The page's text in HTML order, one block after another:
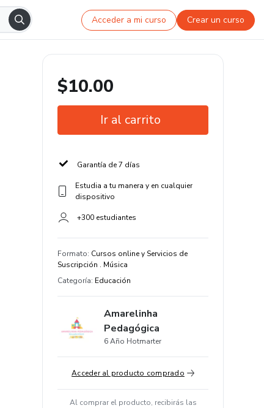
Acceder a mi curso Crear un curso
$10.00
Ir al carrito
Garantía de 7 días
Estudia a tu manera y en cualquier
dispositivo
+300 estudiantes
Formato: Cursos online y Servicios de
Suscripción . Música
Categoría: Educación
Amarelinha
Pedagógica
6 Año Hotmarter
Acceder al producto comprado
Al comprar el producto, recibirás las